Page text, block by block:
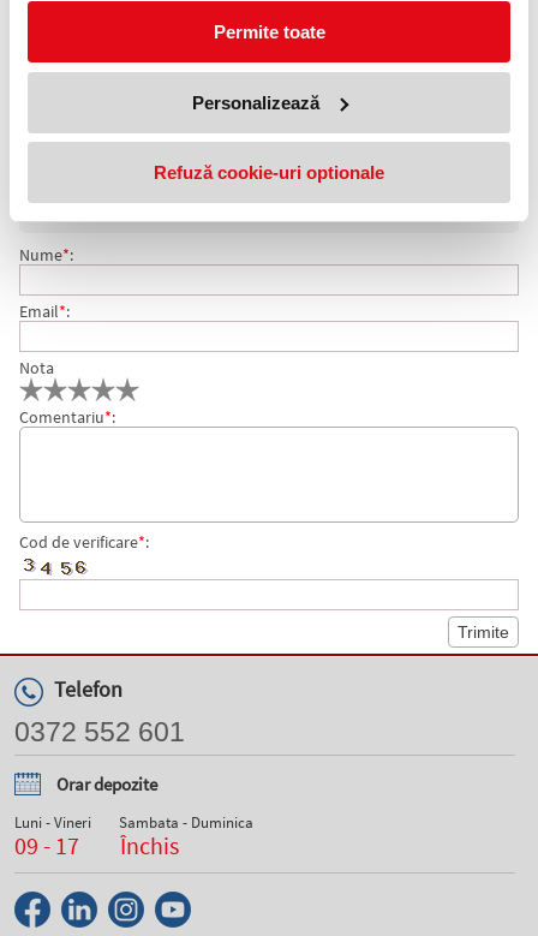
Permite toate
Personalizează
Refuză cookie-uri optionale
Ambalare: 100 coli/top.
Numar etichete: 68 etichete/pagina.
Etichete autoadezive EXTE pentru diverse aplicatii. Tehnologie
COMENTARII ETICHETE AUTOADEZIVE 68/PAG 48.5 X
16.9 MM EXTE
Nu exista comentarii. Fii primul care comenteaza acest produs!
Adresa de e-mail ramane confidentiala si nu va fi afisata pe site.
Nume*:
Email*:
Nota
Comentariu*:
Cod de verificare*:
Telefon
0372 552 601
Orar depozite
Luni - Vineri
09 - 17
Sambata - Duminica
Închis